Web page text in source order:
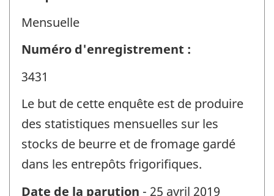
Mensuelle
Numéro d'enregistrement :
3431
Le but de cette enquête est de produire
des statistiques mensuelles sur les
stocks de beurre et de fromage gardé
dans les entrepôts frigorifiques.
Date de la parution - 25 avril 2019